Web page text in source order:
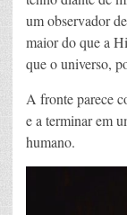
um observador
maior do que a
que o universo,
A fronte parece
e a terminar em
humano.